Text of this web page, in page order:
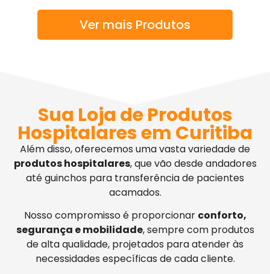
Ver mais Produtos
Sua Loja de Produtos
Hospitalares em Curitiba
Além disso, oferecemos uma vasta variedade de
produtos hospitalares, que vão desde andadores
até guinchos para transferência de pacientes
acamados.
Nosso compromisso é proporcionar conforto,
segurança e mobilidade, sempre com produtos
de alta qualidade, projetados para atender às
necessidades específicas de cada cliente.